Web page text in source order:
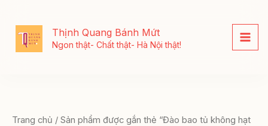
dung
Thịnh Quang Bánh Mứt
Ngon thật- Chất thật- Hà Nội thật!
Trang chủ / Sản phẩm được gắn thẻ “Đào bao tủ không hạt